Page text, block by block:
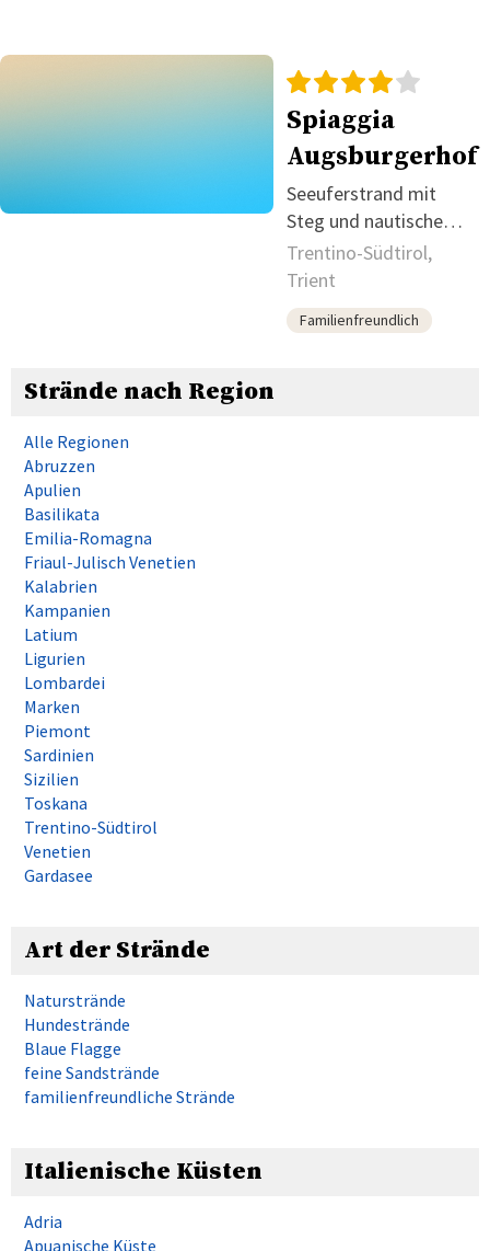
Spiaggia
Augsburgerhof
Seeuferstrand mit
Steg und nautischem
Angebot
Trentino-Südtirol,
Trient
Familienfreundlich
Strände nach Region
Alle Regionen
Abruzzen
Apulien
Basilikata
Emilia-Romagna
Friaul-Julisch Venetien
Kalabrien
Kampanien
Latium
Ligurien
Lombardei
Marken
Piemont
Sardinien
Sizilien
Toskana
Trentino-Südtirol
Venetien
Gardasee
Art der Strände
Naturstrände
Hundestrände
Blaue Flagge
feine Sandstrände
familienfreundliche Strände
Italienische Küsten
Adria
Apuanische Küste